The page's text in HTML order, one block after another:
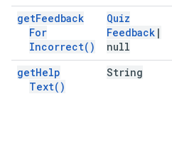
getFeedback
For
Incorrect( )
Quiz
Feedback |
null
getHelp
Text( )
String